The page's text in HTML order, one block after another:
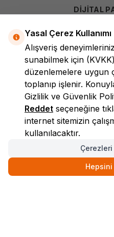
DİJİTAL
Yasal Çerez Kullanımı
Alışveriş
sunabilmek için (KVKK)
düzenlemelere uygun
toplanıp işlenir.
Gizlilik ve Güvenlik
Reddet seçeneğine
internet sitemizin
kullanılacaktır.
Hepsini